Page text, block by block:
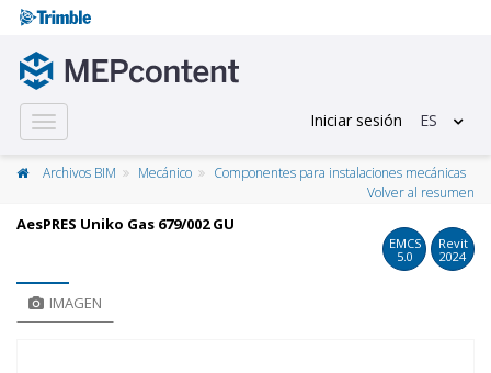
Toggle
navigation
Iniciar sesión ES
Archivos BIM Mecánico
Componentes para instalaciones mecánicas
Volver al resumen
AesPRES Uniko Gas 679/002 GU
EMCS
5.0
Revit
2024
IMAGEN